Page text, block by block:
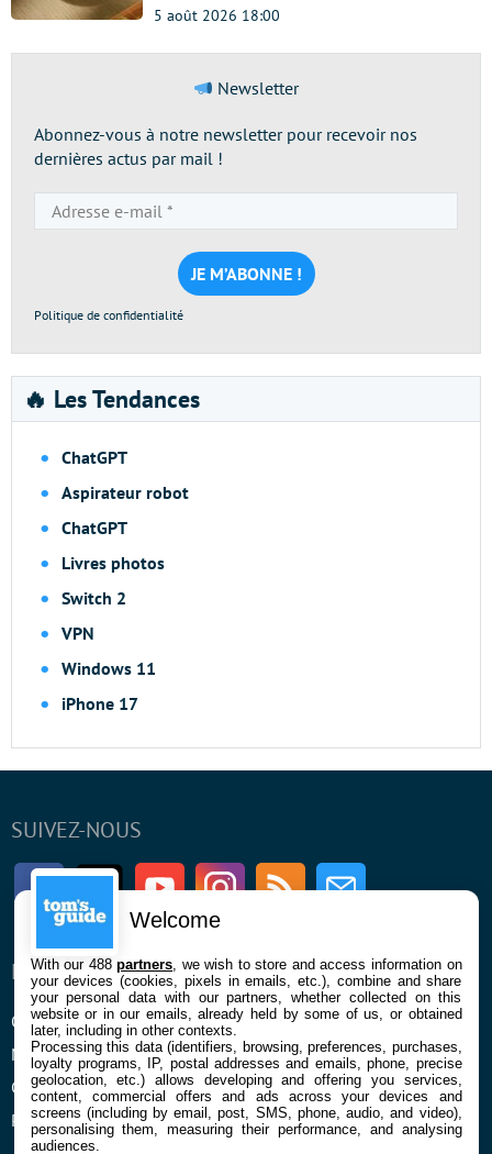
5 août 2026 18:00
Newsletter
Abonnez-vous à notre newsletter pour recevoir nos
dernières actus par mail !
e-
mail
*
Politique de confidentialité
🔥 Les Tendances
ChatGPT
Aspirateur robot
ChatGPT
Livres photos
Switch 2
VPN
Windows 11
iPhone 17
SUIVEZ-NOUS
FacebookTwitter Youtube InstagramRSS Newsletter
ENTREPRISE
Qui sommes nous
Mentions légales et CGU
Confidentialité et Cookies
Préférences cookies
À PROPOS
La rédaction
Contact
Welcome
With our 488partners , we wish to store and access information on
your devices (cookies, pixels in emails, etc.), combine and share
your personal data with our partners, whether collected on this
website or in our emails, already held by some of us, or obtained
later, including in other contexts.
Processing this data (identifiers, browsing, preferences, purchases,
loyalty programs, IP, postal addresses and emails, phone, precise
geolocation, etc.) allows developing and offering you services,
content, commercial offers and ads across your devices and
screens (including by email, post, SMS, phone, audio, and video),
personalising them, measuring their performance, and analysing
audiences.